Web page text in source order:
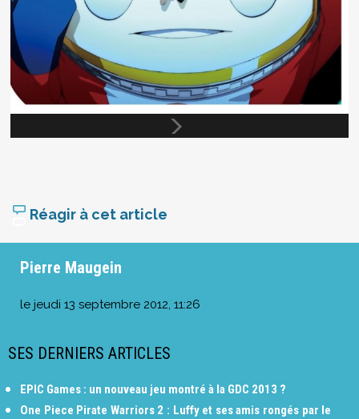
Réagir à cet article
Pierre Maugein
le jeudi 13 septembre 2012, 11:26
SES DERNIERS ARTICLES
EPIC Games : un nouveau jeu montré à la GDC 2013 ?
One Piece Pirate Warriors 2 : Luffy et ses amis rongés par le